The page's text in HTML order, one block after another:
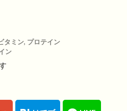
タミン, プロテイン
ン